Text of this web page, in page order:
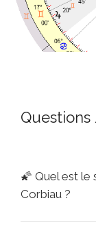
🌠 Quel est le
Corbiau ?